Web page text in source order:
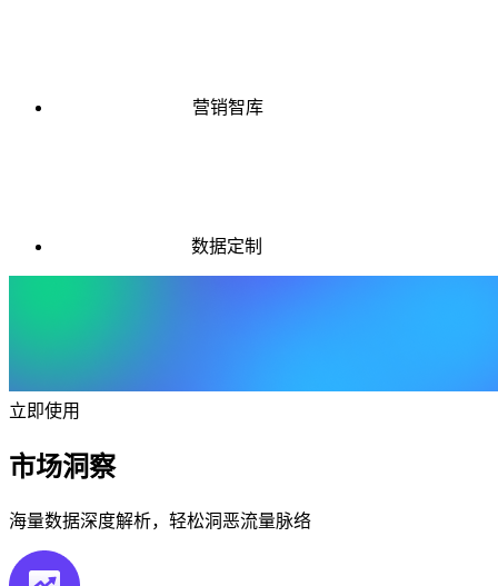
营销智库
数据定制
立即使用
市场洞察
海量数据深度解析，轻松洞恶流量脉络